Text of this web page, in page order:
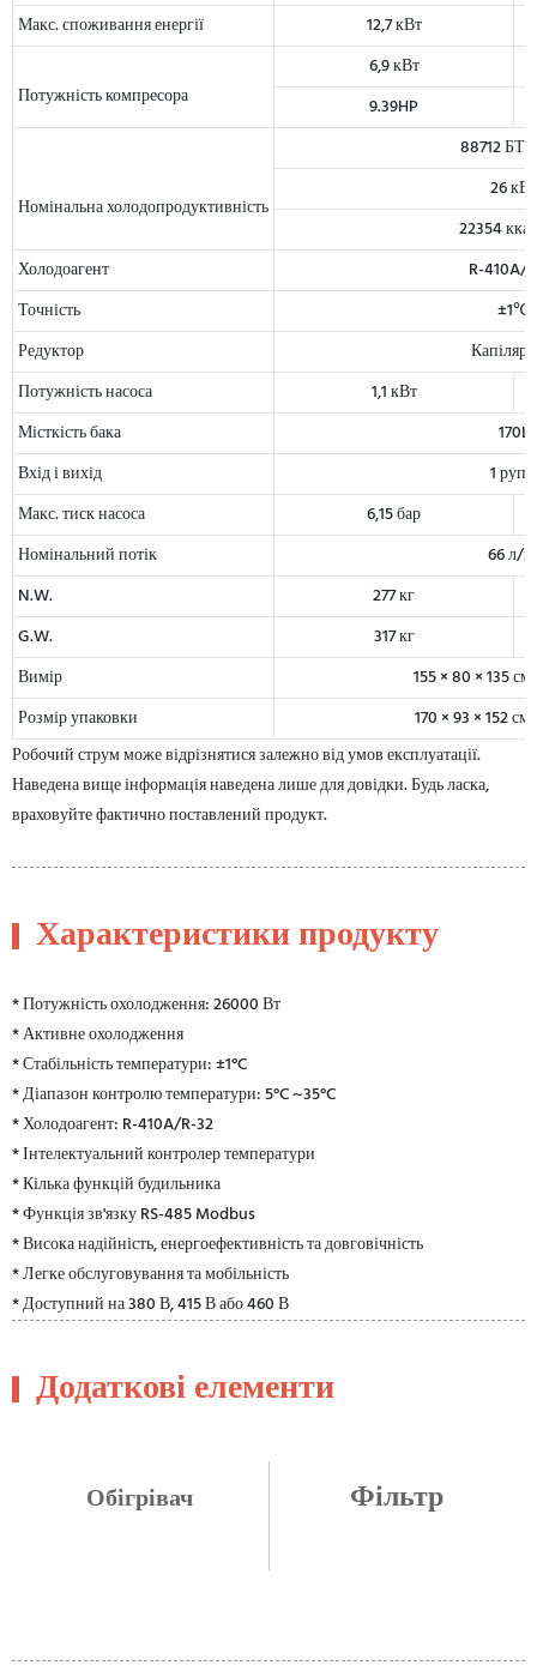
Макс. споживання енергії
12,7 кВт
Потужність компресора
6,9 кВт
9.39HP
Номінальна холодопродуктивність
88712
26 кВт
22354
Холодоагент
R-410A/
Точність
±1℃
Редуктор
Потужність насоса
1,1 кВт
Місткість бака
170L
Вхід і вихід
1 рупія
Макс. тиск насоса
6,15 бар
Номінальний потік
66 л/
N.W.
277 кг
G.W.
317 кг
Вимір
155 × 80 × 135
Розмір упаковки
170 × 93 × 152
Робочий струм може відрізнятися залежно від умов експлуатації.
Наведена вище інформація наведена лише для довідки. Будь ласка,
враховуйте фактично поставлений продукт.
Характеристики продукту
* Потужність охолодження: 26000 Вт
* Активне охолодження
* Стабільність температури: ±1°C
* Діапазон контролю температури: 5°C ~35°C
* Холодоагент: R-410A/R-32
* Інтелектуальний контролер температури
* Кілька функцій будильника
* Функція зв'язку RS-485 Modbus
* Висока надійність, енергоефективність та довговічність
* Легке обслуговування та мобільність
* Доступний на 380 В, 415 В або 460 В
Додаткові елементи
Обігрівач Фільтр